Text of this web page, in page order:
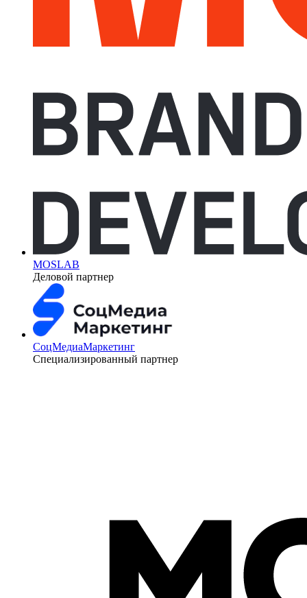
MOSLAB
Деловой партнер
СоцМедиаМаркетинг
Специализированный партнер